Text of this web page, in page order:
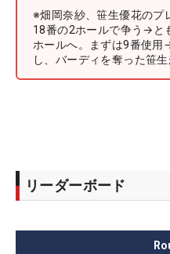
※畑岡奈紗、笹生優花のプ
18番の2ホールで争う→と
ホールへ。まずは9番使
し、バーディを奪った笹
リーダーボード